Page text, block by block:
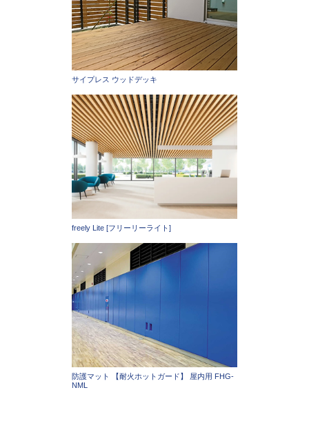
サイプレス ウッドデッキ
freely Lite [フリーリーライト]
防護マット 【耐火ホットガード】 屋内用 FHG-
NML